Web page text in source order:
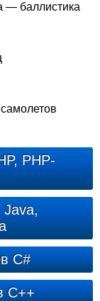
— баллистика
PHP-
C#
С++